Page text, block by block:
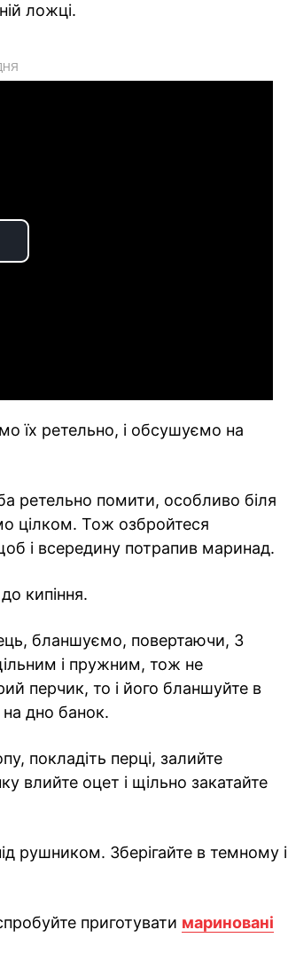
ложці.
їх ретельно, і обсушуємо на
ретельно помити, особливо біля
цілком. Тож озбройтеся
і всередину потрапив маринад.
кипіння.
бланшуємо, повертаючи, 3
і пружним, тож не
перчик, то і його бланшуйте в
на дно банок.
покладіть перці, залийте
влийте оцет і щільно закатайте
рушником. Зберігайте в темному і
приготувати мариновані